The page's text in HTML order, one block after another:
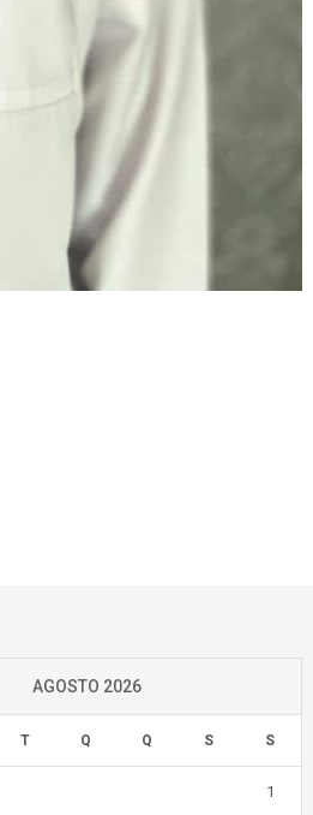
AGOSTO 2026
T Q Q S S
1